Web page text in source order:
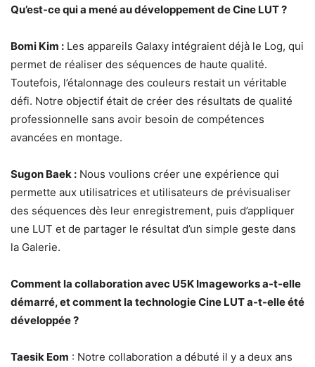
Qu’est-ce qui a mené au développement de Cine LUT ?
Bomi Kim : Les appareils Galaxy intégraient déjà le Log, qui
permet de réaliser des séquences de haute qualité.
Toutefois, l’étalonnage des couleurs restait un véritable
défi. Notre objectif était de créer des résultats de qualité
professionnelle sans avoir besoin de compétences
avancées en montage.
Sugon Baek : Nous voulions créer une expérience qui
permette aux utilisatrices et utilisateurs de prévisualiser
des séquences dès leur enregistrement, puis d’appliquer
une LUT et de partager le résultat d’un simple geste dans
la Galerie.
Comment la collaboration avec U5K Imageworks a-t-elle
démarré, et comment la technologie Cine LUT a-t-elle été
développée ?
Taesik Eom : Notre collaboration a débuté il y a deux ans